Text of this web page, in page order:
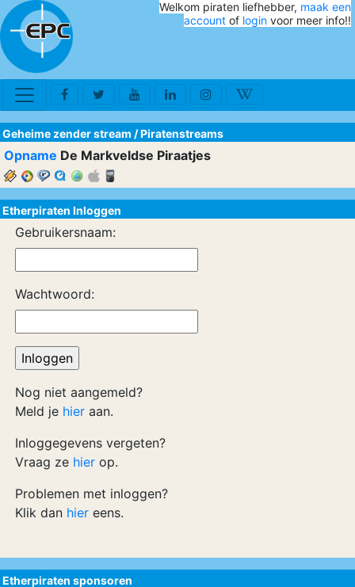
Welkom piraten liefhebber, maak een
account of login voor meer info!!
Geheime zender stream /Piratenstreams
Opname De Markveldse Piraatjes
Etherpiraten Inloggen
Gebruikersnaam:
Wachtwoord:
Nog niet aangemeld?
Meld je hier aan.
Inloggegevens vergeten?
Vraag ze hier op.
Problemen met inloggen?
Klik dan hier eens.
Etherpiraten sponsoren